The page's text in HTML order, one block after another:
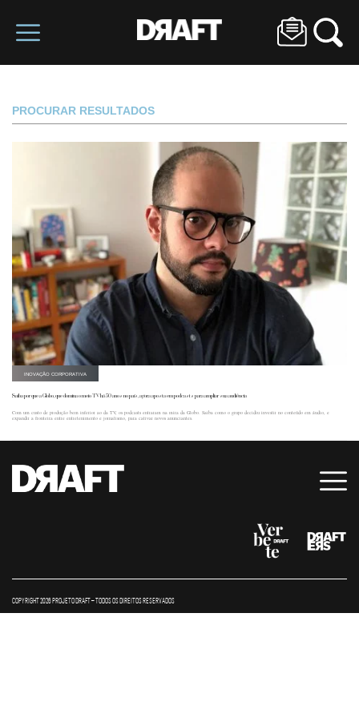
PROCURAR RESULTADOS
INOVAÇÃO CORPORATIVA
Saiba por que a Globo, que domina o meio TV há 50 anos no país, agora aposta em podcasts para ampliar sua audiência
Com um custo de produção bem inferior ao da TV, os podcasts entraram na mira da Globo. Saiba como o grupo decidiu investir no conteúdo em áudio, e
expandir a fronteira entre entretenimento e jornalismo, para cativar novos anunciantes.
COPYRIGHT 2026 PROJETO DRAFT – TODOS OS DIREITOS RESERVADOS